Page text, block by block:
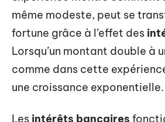
même modeste, peut se
fortune grâce à l’effet des
Lorsqu’un montant double à
comme dans cette
une croissance exponentielle.
Les intérêts bancaires